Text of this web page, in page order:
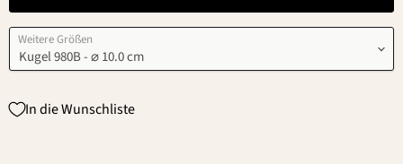
Weitere Größen
In die Wunschliste